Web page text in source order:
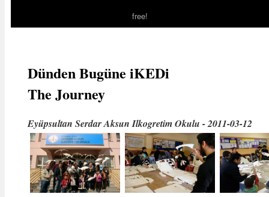
free!
Dünden Bugüne iKEDi
The Journey
Eyüpsultan Serdar Aksun Ilkogretim Okulu - 2011-03-12